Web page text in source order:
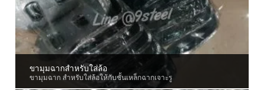
ขามุมฉากสำหรับใส่ล้อ
ขามุมฉาก สำหรับใส่ล้อให้กับชั้นเหล็กฉากเจาะรู